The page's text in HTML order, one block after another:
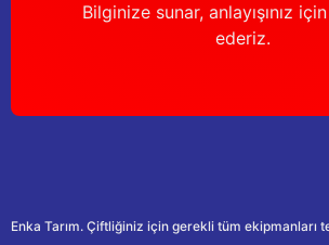
Bilginize sunar, anlayışınız
ederiz.
Enka Tarım. Çiftliğiniz için gerekli tüm ekipmanları